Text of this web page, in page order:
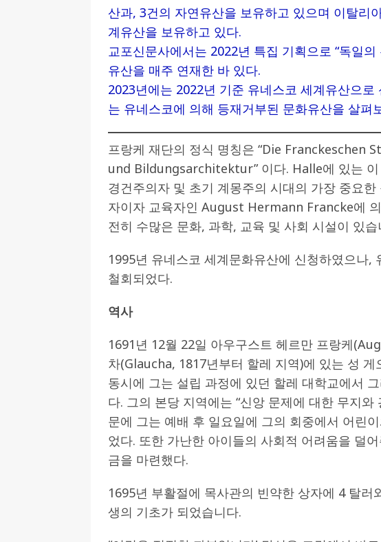
[ 2026-07-27 ] 튀빙겐대, ‘독일어권 한국학대회(VfK)’ 성료
[ 2026-07-20 ] 7.23 접수마감] 제108회 한국어능력시험
[ 2026-07-20 ] “정체성은 연결의 자산”… 독일 한인 차세
인소식
[ 2026-07-20 ] 김담예 아동을 소개 합니다.
사랑의 손길
산과, 3건의 자연유산을 보유하고 있으며 이탈리
계유산을 보유하고 있다.
교포신문사에서는 2022년 특집 기획으로 “독일
유산을 매주 연재한 바 있다.
2023년에는 2022년 기준 유네스코 세계유산으
는 유네스코에 의해 등재거부된 문화유산을 살펴
프랑케 재단의 정식 명칭은 “Die Franckeschen
und Bildungsarchitektur” 이다. Halle에 있는 이
경건주의자 및 초기 계몽주의 시대의 가장 중요
자이자 교육자인 August Hermann Francke에
전히 수많은 문화, 과학, 교육 및 사회 시설이 있
1995년 유네스코 세계문화유산에 신청하였으나,
철회되었다.
역사
1691년 12월 22일 아우구스트 헤르만 프랑케
차(Glaucha, 1817년부터 할레 지역)에 있는 성
동시에 그는 설립 과정에 있던 할레 대학교에서
다. 그의 본당 지역에는 “신앙 문제에 대한 무지
문에 그는 예배 후 일요일에 그의 회중에서 어린
었다. 또한 가난한 아이들의 사회적 어려움을 덜
금을 마련했다.
1695년 부활절에 목사관의 빈약한 상자에 4 탈러
생의 기초가 되었습니다.